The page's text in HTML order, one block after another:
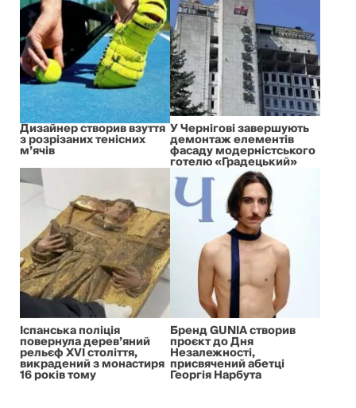
Дизайнер створив взуття
з розрізаних тенісних
м’ячів
У Чернігові завершують
демонтаж елементів
фасаду модерністського
готелю «Градецький»
Іспанська поліція
повернула дерев’яний
рельєф XVI століття,
викрадений з монастиря
16 років тому
Бренд GUNIA створив
проєкт до Дня
Незалежності,
присвячений абетці
Георгія Нарбута